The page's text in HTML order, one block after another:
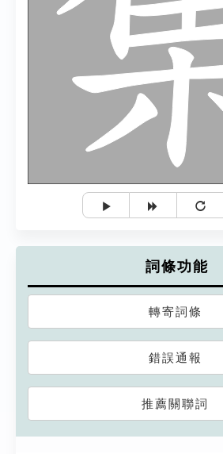
詞條功能
轉寄詞條
錯誤通報
推薦關聯詞